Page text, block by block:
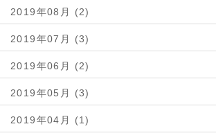
2019年08月 (2)
2019年07月 (3)
2019年06月 (2)
2019年05月 (3)
2019年04月 (1)